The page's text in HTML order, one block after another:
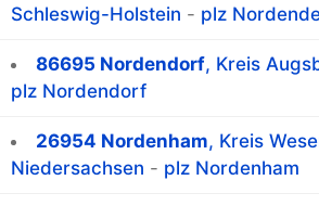
Schleswig-Holstein - plz
86695 Nordendorf, Kreis
plz Nordendorf
26954 Nordenham, Kreis
Niedersachsen - plz Nordenham